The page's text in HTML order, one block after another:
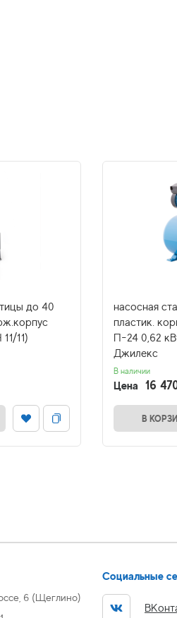
до 40
11)
насосная
пластик.
П-24 0,62
Джилекс
В наличии
Цена 16
В
6 (Щеглино)
Социальные